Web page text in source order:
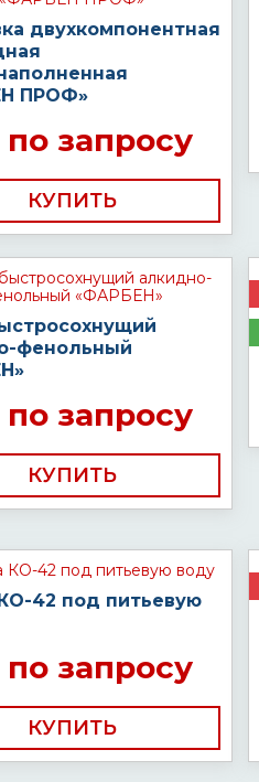
двухкомпонентная
ПРОФ»
запросу
КУПИТЬ
фенольный
запросу
КУПИТЬ
42 под питьевую
запросу
КУПИТЬ